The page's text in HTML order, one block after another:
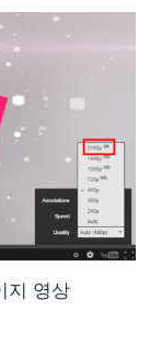
지 영상